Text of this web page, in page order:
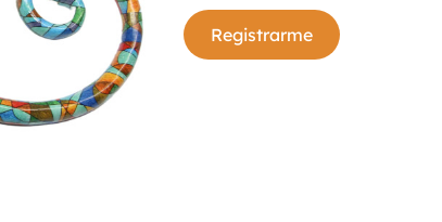
Registrarme